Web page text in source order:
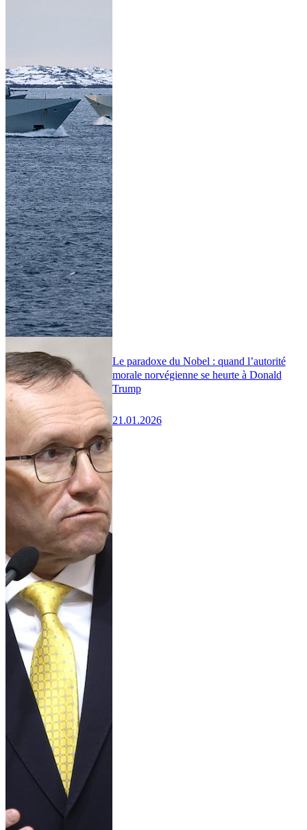
Le paradoxe du Nobel : quand l’autorité
morale norvégienne se heurte à Donald
Trump
21.01.2026